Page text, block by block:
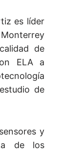
es líder
de
ELA a
de
y
de los